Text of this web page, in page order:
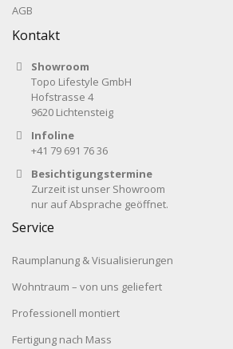
AGB
Kontakt
Showroom
Topo Lifestyle GmbH
Hofstrasse 4
9620 Lichtensteig
Infoline
+41 79 691 76 36
Besichtigungstermine
Zurzeit ist unser Showroom
nur auf Absprache geöffnet.
Service
Raumplanung & Visualisierungen
Wohntraum – von uns geliefert
Professionell montiert
Fertigung nach Mass